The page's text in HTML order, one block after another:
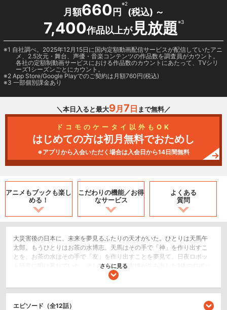
月額660 円
※2
(税込) ～
7,400作品以上が見放題※3
1 自社調べ。2025年12月15日に国内定額動画配信サービスが配信していたアニ
メ、2.5次元・舞台、声優・音楽コンテンツの作品数を調査員がカウント。
各社の定額制動画サービスにおける作品数のカウントにあたって、TVシリ
ーズ1シーズンごとにカウント。
2 App Store/Google Playでのご契約は月額760円(税込)
3 一部個別課金あり
＼本日入ると最大9月 7 日 まで無料／
ドコモのケータイ以外もOK
はじめての方は初月無料でおためし
※アプリから入会いただく場合は入会日から14日間無料
アニメもブックも楽し
める！
こだわりの機能／お得
なサービス
よくある
質問
大災害後の日本に、未来を夢見るふたりの天才がいた。ひとりは天馬午
太郎。もうひとりはお茶の水博志。天馬はその手で「神」を作り出すこ
とを、お茶の水はその手で「友」を作り出すことを夢見て、日夜ロボッ
ト研究に明け暮れていた。そしてふたりの友情が生み出した1体のロボッ
ト、A106（エーテンシックス）。A106は果たして「神」となるのか
さらに見る
エピソード（全12話）